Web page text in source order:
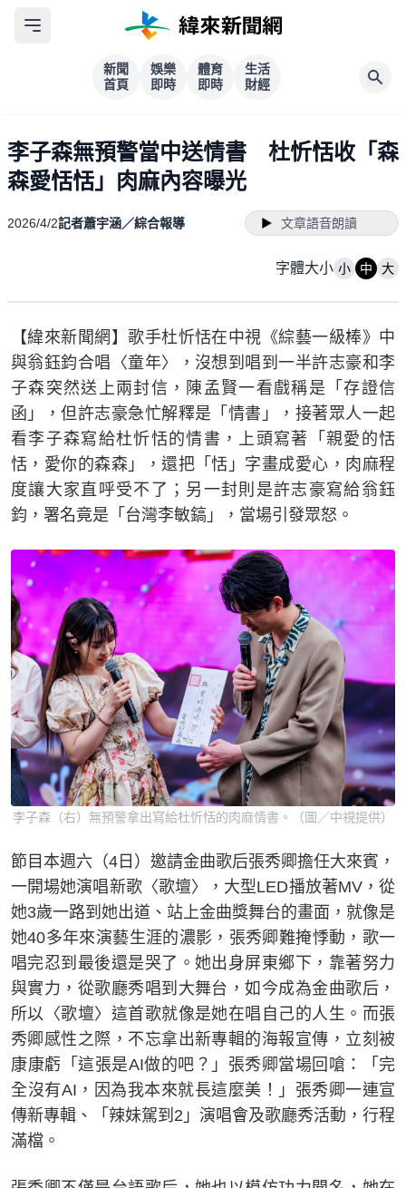
新聞
首頁
娛樂
即時
體育
即時
生活
財經
李子森無預警當中送情書 杜忻恬收「森
森愛恬恬」肉麻內容曝光
2026/4/2記者蕭宇涵／綜合報導 文章語音朗讀
字體大小 小 中 大
【緯來新聞網】歌手杜忻恬在中視《綜藝一級棒》中
與翁鈺鈞合唱〈童年〉，沒想到唱到一半許志豪和李
子森突然送上兩封信，陳孟賢一看戲稱是「存證信
函」，但許志豪急忙解釋是「情書」，接著眾人一起
看李子森寫給杜忻恬的情書，上頭寫著「親愛的恬
恬，愛你的森森」，還把「恬」字畫成愛心，肉麻程
度讓大家直呼受不了；另一封則是許志豪寫給翁鈺
鈞，署名竟是「台灣李敏鎬」，當場引發眾怒。
李子森（右）無預警拿出寫給杜忻恬的肉麻情書。（圖／中視提供）
節目本週六（4日）邀請金曲歌后張秀卿擔任大來賓，
一開場她演唱新歌〈歌壇〉，大型LED播放著MV，從
她3歲一路到她出道、站上金曲獎舞台的畫面，就像是
她40多年來演藝生涯的濃影，張秀卿難掩悸動，歌一
唱完忍到最後還是哭了。她出身屏東鄉下，靠著努力
與實力，從歌廳秀唱到大舞台，如今成為金曲歌后，
所以〈歌壇〉這首歌就像是她在唱自己的人生。而張
秀卿感性之際，不忘拿出新專輯的海報宣傳，立刻被
康康虧「這張是AI做的吧？」張秀卿當場回嗆：「完
全沒有AI，因為我本來就長這麼美！」張秀卿一連宣
傳新專輯、「辣妹駕到2」演唱會及歌廳秀活動，行程
滿檔。